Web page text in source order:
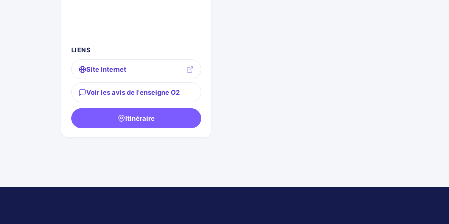
LIENS
Site internet
Voir les avis de l'enseigne O2
Itinéraire